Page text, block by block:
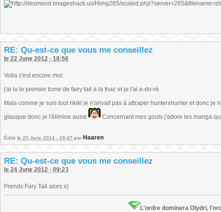
RE: Qu-est-ce que vous me conseillez
le 22 June 2012 - 18:56
Voila c'est encore moi:
j'ai lu le premier tome de fairy tail à la fnac et je l'ai a-do-ré.
Mais comme je suis tout rikiki je n'arivait pas à attraper hunterxhunter et donc je
glauque donc je l'élimine aussi
Concernant mes gouts j'adore les manga
Édité le 25 June 2014 - 18:47 par Haaren
RE: Qu-est-ce que vous me conseillez
le 24 June 2012 - 09:23
Prends Fary Tail alors x)
L'ordre dominera Olydri,